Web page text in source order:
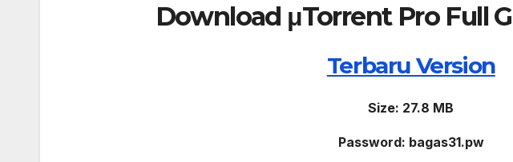
Download μTorrent Pro​ Full
Terbaru Version
Size: 27.8 MB
Password: bagas31.pw